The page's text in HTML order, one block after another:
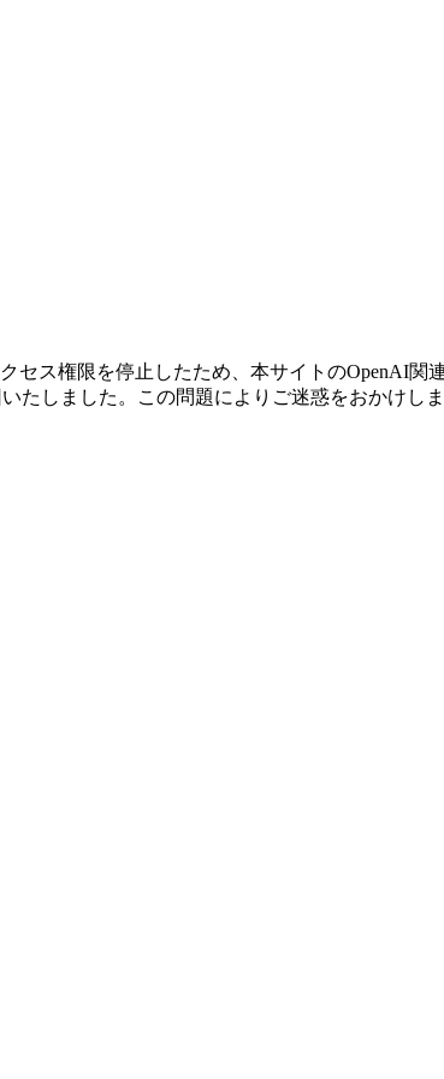
セス権限を停止したため、本サイトのOpenAI
たしました。この問題によりご迷惑をおかけし